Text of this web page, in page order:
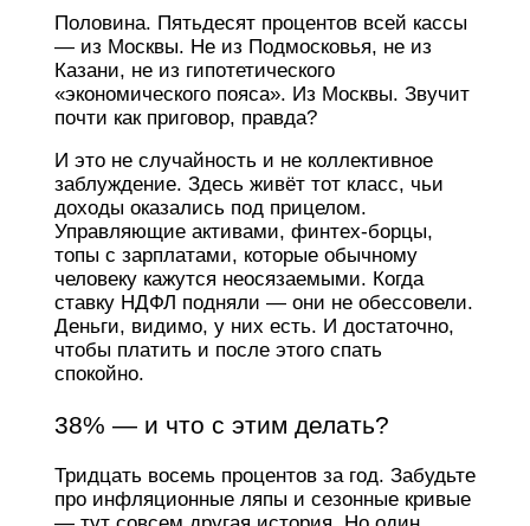
Половина. Пятьдесят процентов всей кассы
— из Москвы. Не из Подмосковья, не из
Казани, не из гипотетического
«экономического пояса». Из Москвы. Звучит
почти как приговор, правда?
И это не случайность и не коллективное
заблуждение. Здесь живёт тот класс, чьи
доходы оказались под прицелом.
Управляющие активами, финтех-борцы,
топы с зарплатами, которые обычному
человеку кажутся неосязаемыми. Когда
ставку НДФЛ подняли — они не обессовели.
Деньги, видимо, у них есть. И достаточно,
чтобы платить и после этого спать
спокойно.
38% — и что с этим делать?
Тридцать восемь процентов за год. Забудьте
про инфляционные ляпы и сезонные кривые